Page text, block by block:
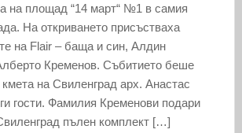
на площад “14 март“ №1 в самия
На откриването присъстваха
на Flair – баща и син, Алдин
Кременов. Събитието беше
на Свиленград арх. Анастас
гости. Фамилия Кременови подари
пълен комплект […]